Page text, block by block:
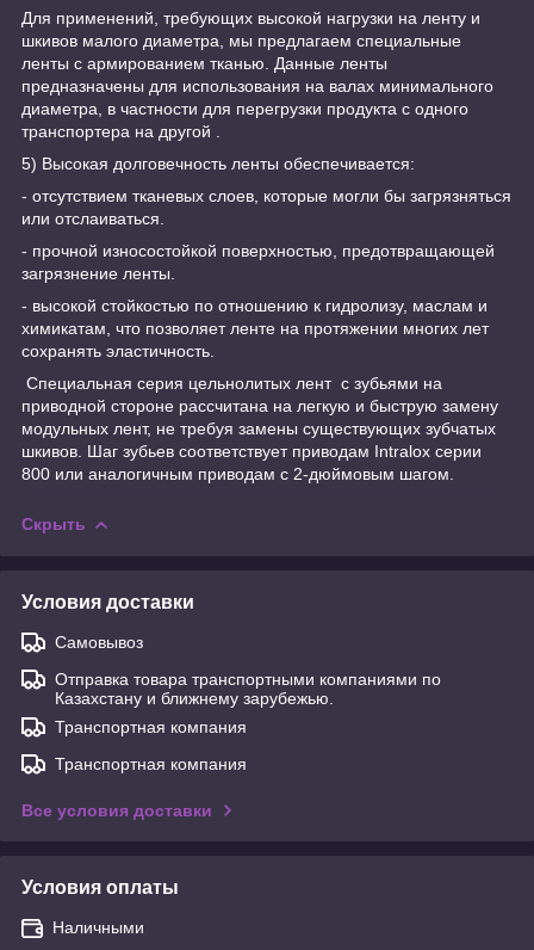
Для применений, требующих высокой нагрузки на ленту и
шкивов малого диаметра, мы предлагаем специальные
ленты с армированием тканью. Данные ленты
предназначены для использования на валах минимального
диаметра, в частности для перегрузки продукта с одного
транспортера на другой .
5) Высокая долговечность ленты обеспечивается:
- отсутствием тканевых слоев, которые могли бы загрязняться
или отслаиваться.
- прочной износостойкой поверхностью, предотвращающей
загрязнение ленты.
- высокой стойкостью по отношению к гидролизу, маслам и
химикатам, что позволяет ленте на протяжении многих лет
сохранять эластичность.
Специальная серия цельнолитых лент с зубьями на
приводной стороне рассчитана на легкую и быструю замену
модульных лент, не требуя замены существующих зубчатых
шкивов. Шаг зубьев соответствует приводам Intralox серии
800 или аналогичным приводам с 2-дюймовым шагом.
Скрыть
Условия доставки
Самовывоз
Отправка товара транспортными компаниями по
Казахстану и ближнему зарубежью.
Транспортная компания
Транспортная компания
Все условия доставки
Условия оплаты
Наличными